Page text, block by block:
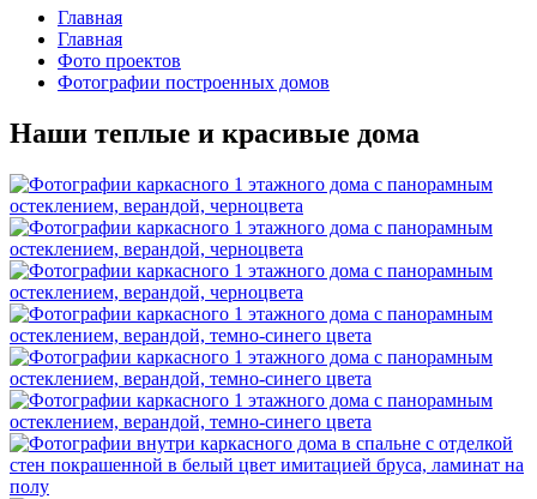
Главная
Главная
Фото проектов
Фотографии построенных домов
Наши теплые и красивые дома